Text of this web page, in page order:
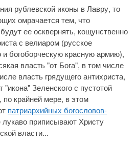
рублевской иконы в Лавру, то
омрачается тем, что
ее осквернять, кощунственно
с велиаром (русское
и богоборческую красную армию),
власть "от Бога", в том числе
власть грядущего антихриста,
"икона" Зеленского с пустотой
крайней мере, в этом
патриархийных богословов-
лукаво приписывают Христу
власти...